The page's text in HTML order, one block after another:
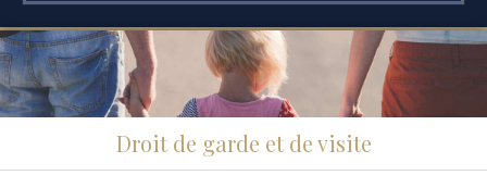
Droit de garde et de visite